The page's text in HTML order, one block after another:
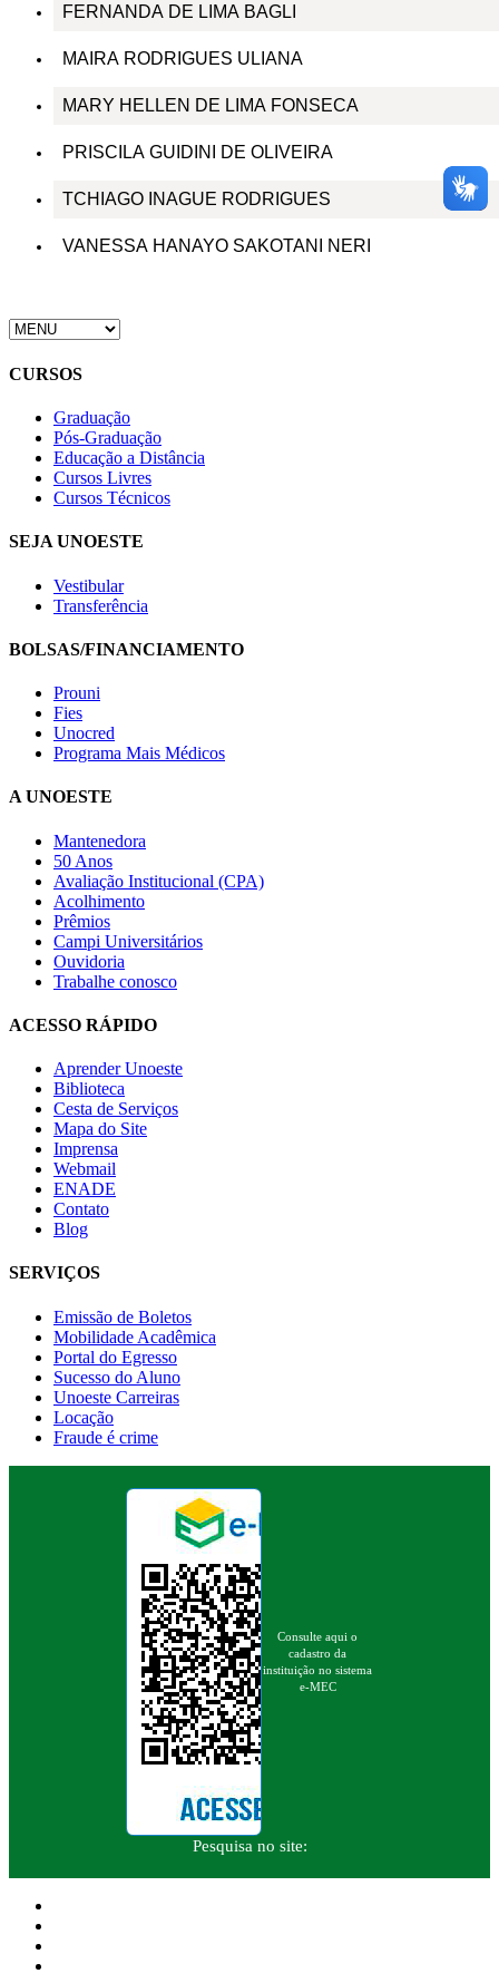
FERNANDA DE LIMA BAGLI
MAIRA RODRIGUES ULIANA
MARY HELLEN DE LIMA FONSECA
PRISCILA GUIDINI DE OLIVEIRA
TCHIAGO INAGUE RODRIGUES
VANESSA HANAYO SAKOTANI NERI
CURSOS
Graduação
Pós-Graduação
Educação a Distância
Cursos Livres
Cursos Técnicos
SEJA UNOESTE
Vestibular
Transferência
BOLSAS/FINANCIAMENTO
Prouni
Fies
Unocred
Programa Mais Médicos
A UNOESTE
Mantenedora
50 Anos
Avaliação Institucional (CPA)
Acolhimento
Prêmios
Campi Universitários
Ouvidoria
Trabalhe conosco
ACESSO RÁPIDO
Aprender Unoeste
Biblioteca
Cesta de Serviços
Mapa do Site
Imprensa
Webmail
ENADE
Contato
Blog
SERVIÇOS
Emissão de Boletos
Mobilidade Acadêmica
Portal do Egresso
Sucesso do Aluno
Unoeste Carreiras
Locação
Fraude é crime
Consulte aqui o
cadastro da
instituição no sistema
e-MEC
Pesquisa no site: